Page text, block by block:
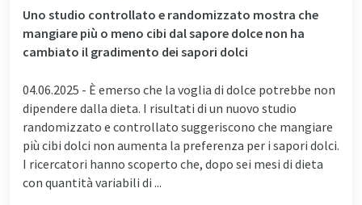
Uno studio controllato e randomizzato mostra che
mangiare più o meno cibi dal sapore dolce non ha
cambiato il gradimento dei sapori dolci
04.06.2025 - È emerso che la voglia di dolce potrebbe non
dipendere dalla dieta. I risultati di un nuovo studio
randomizzato e controllato suggeriscono che mangiare
più cibi dolci non aumenta la preferenza per i sapori dolci.
I ricercatori hanno scoperto che, dopo sei mesi di dieta
con quantità variabili di ...